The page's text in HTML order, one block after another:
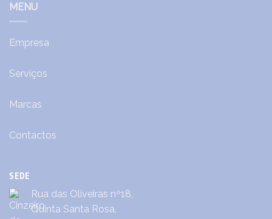
MENU
Empresa
Serviços
Marcas
Contactos
SEDE
Rua das Oliveiras nº18,
Quinta Santa Rosa,